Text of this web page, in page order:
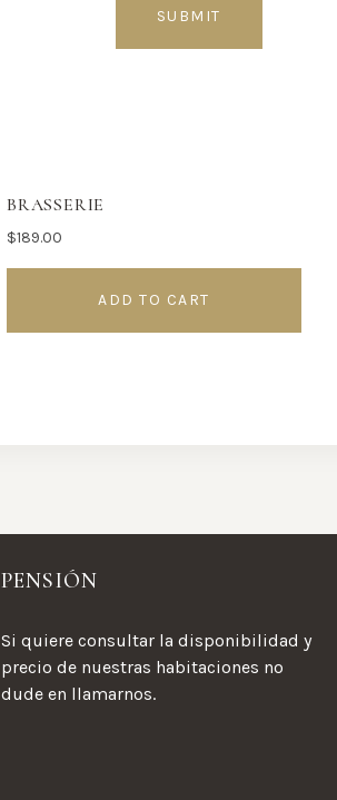
BRASSERIE
$189.00
ADD TO CART
PENSIÓN
Si quiere consultar la disponibilidad y
precio de nuestras habitaciones no
dude en llamarnos.